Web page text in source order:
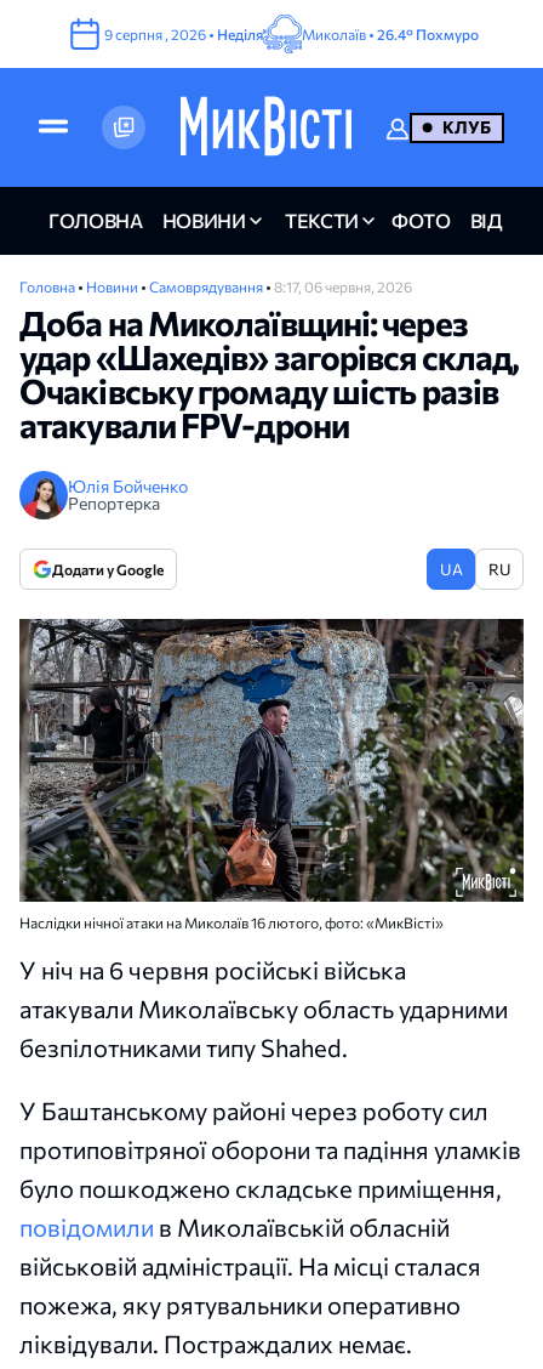
9серпня , 2026 • Неділя Миколаїв • 26.4° Похмуро
КЛУБ
ГОЛОВНА НОВИНИ ТЕКСТИ ФОТО ВІДЕО
Головна • Новини • Самоврядування • 8:17, 06 червня, 2026
Доба на Миколаївщині: через
удар «Шахедів» загорівся склад,
Очаківську громаду шість разів
атакували FPV-дрони
Юлія Бойченко
Репортерка
Додати у Google UA RU
Наслідки нічної атаки на Миколаїв 16 лютого, фото: «МикВісті»
У ніч на 6 червня російські війська
атакували Миколаївську область ударними
безпілотниками типу Shahed.
У Баштанському районі через роботу сил
протиповітряної оборони та падіння уламків
було пошкоджено складське приміщення,
повідомили в Миколаївській обласній
військовій адміністрації. На місці сталася
пожежа, яку рятувальники оперативно
ліквідували. Постраждалих немає.